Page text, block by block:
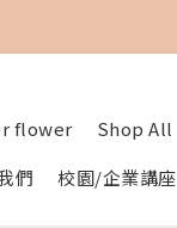
flower Shop All
們 校園/企業講座